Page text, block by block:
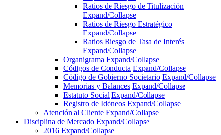
Ratios de Riesgo de Titulización
Expand/Collapse
Ratios de Riesgo Estratégico
Expand/Collapse
Ratios Riesgo de Tasa de Interés
Expand/Collapse
Organigrama Expand/Collapse
Códigos de Conducta Expand/Collapse
Código de Gobierno Societario Expand/Collapse
Memorias y Balances Expand/Collapse
Estatuto Social Expand/Collapse
Registro de Idóneos Expand/Collapse
Atención al Cliente Expand/Collapse
Disciplina de Mercado Expand/Collapse
2016 Expand/Collapse